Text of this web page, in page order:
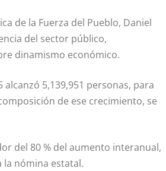
de la Fuerza del Pueblo, Daniel
del sector público,
dinamismo económico.
5,139,951 personas, para
de ese crecimiento, se
del 80 % del aumento interanual,
nómina estatal.